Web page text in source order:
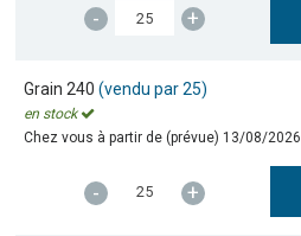
- +
Grain 240(vendu par 25)
en stock
Chez vous à partir de (prévue) 13/08/2026
- +